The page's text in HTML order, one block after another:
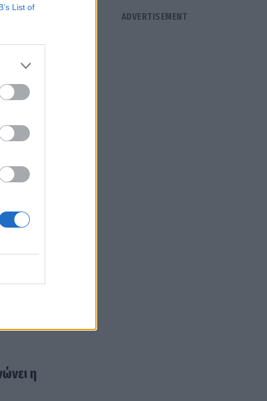
List of
η